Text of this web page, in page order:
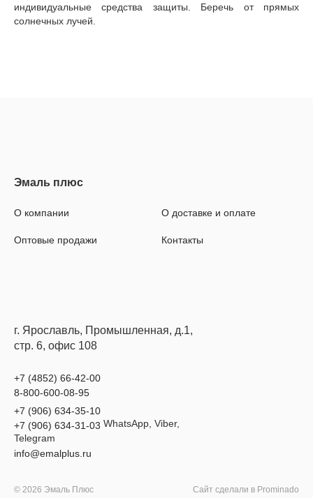
индивидуальные средства защиты. Беречь от прямых
солнечных лучей.
О компании
Оптовые продажи
О доставке и оплате
Контакты
г. Ярославль, Промышленная, д.1,
стр. 6, офис 108
+7 (4852) 66-42-00
8-800-600-08-95
+7 (906) 634-35-10
+7 (906) 634-31-03 WhatsApp, Viber,
Telegram
info@emalplus.ru
© 2026 Эмаль Плюс Сайт сделали в Prominado